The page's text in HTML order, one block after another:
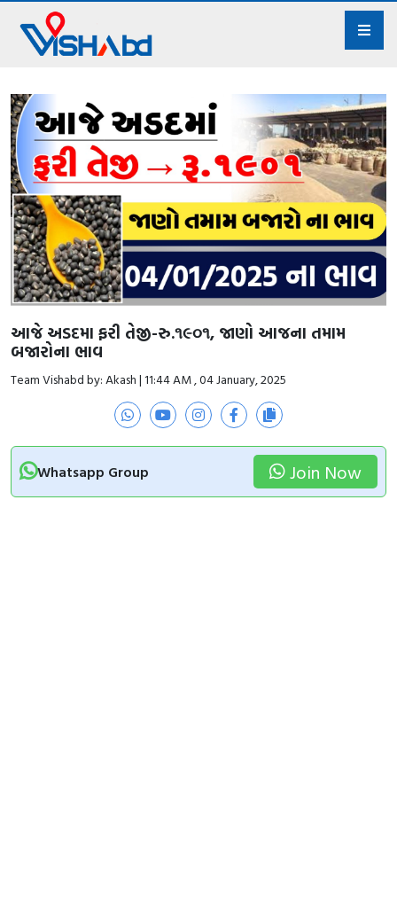
આજે અડદમા ફરી તેજી-રુ.૧૯૦૧, જાણો આજના તમામ
બજારોના ભાવ
Team Vishabd by: Akash | 11:44 AM , 04 January, 2025
Whatsapp Group Join Now